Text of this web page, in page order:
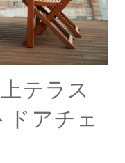
テラス
アチェ